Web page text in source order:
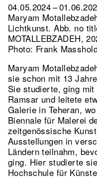
04.05.2024 –
Maryam
Lichtkunst.Abb. no
MOTALLEBZADEH,
Photo: Frank
Maryam
sie schon mit 13
Sie studierte, ging
Ramsar und leitete
Galerie in Teheran,
Biennale für Malerei
zeitgenössische
Ausstellungen in
Ländern teilnahm,
ging. Hier studierte
Hochschule für